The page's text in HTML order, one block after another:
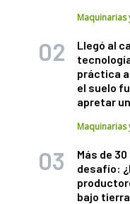
Maquinarias
Llegó al
práctica
el suelo
apretar
Maquinarias
Más de
desafío:
bajo